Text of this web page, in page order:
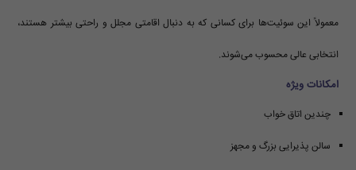
معمولاً این سوئیت‌ها برای کسانی که به دنبال اقامتی مجلل و راحتی بیشتر هستند،
انتخابی عالی محسوب می‌شوند.
امکانات ویژه
چندین اتاق خواب
سالن پذیرایی بزرگ و مجهز